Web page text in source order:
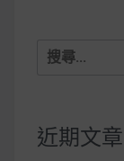
純素料理食
搜
鍵
字:
近期文章